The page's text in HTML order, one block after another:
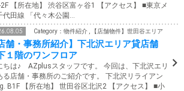
【所在地】 渋谷区富ヶ谷1 【アクセス】 ■東京メ
代田線 「代々木公園…
Category：物件紹介 , 【店舗物件】世田谷エリア
舗・事務所紹介】下北沢エリア貸店舗
１階のワンフロア
ちは♪ AZplusスタッフです。 今回は、下北沢エリ
る店舗・事務所のご紹介です。 下北沢リライアン
B1F 【所在地】 世田谷区北沢2 【アクセス】 ■小